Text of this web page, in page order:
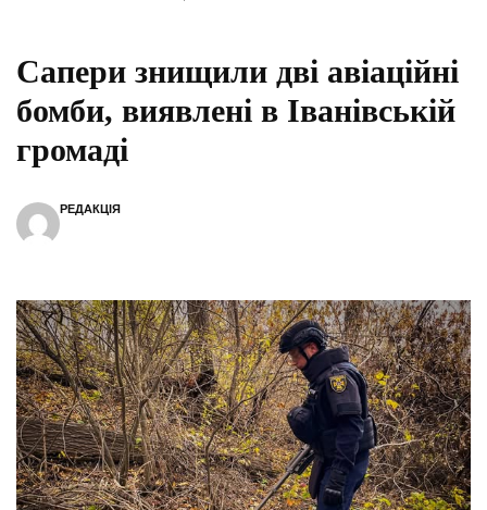
Сапери знищили дві авіаційні
бомби, виявлені в Іванівській
громаді
РЕДАКЦІЯ